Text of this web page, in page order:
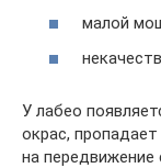
малой
У лабео
окрас,
на передвижение